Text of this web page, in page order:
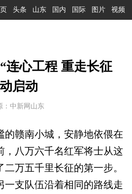
头条 山东 国内 国际 图片 视频
连心工程 重走长征
启动
：中新网山东
赣南小城，安静地依偎在
，八万六千名红军将士从这
万五千里长征的第一步。
一支队伍沿着相同的路线走